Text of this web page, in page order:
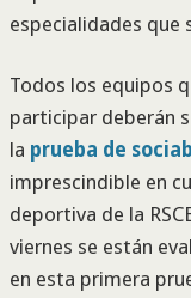
especialidades que
Todos los equipos
participar deberán
la prueba de
imprescindible en
deportiva de la
viernes se están
en esta primera